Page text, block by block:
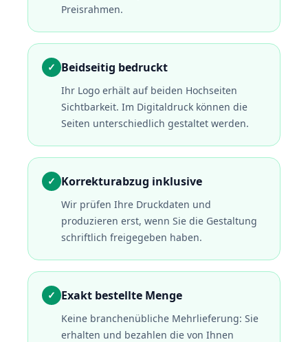
Preisrahmen.
✓ Beidseitig bedruckt
Ihr Logo erhält auf beiden Hochseiten
Sichtbarkeit. Im Digitaldruck können die
Seiten unterschiedlich gestaltet werden.
✓ Korrekturabzug inklusive
Wir prüfen Ihre Druckdaten und
produzieren erst, wenn Sie die Gestaltung
schriftlich freigegeben haben.
✓ Exakt bestellte Menge
Keine branchenübliche Mehrlieferung: Sie
erhalten und bezahlen die von Ihnen